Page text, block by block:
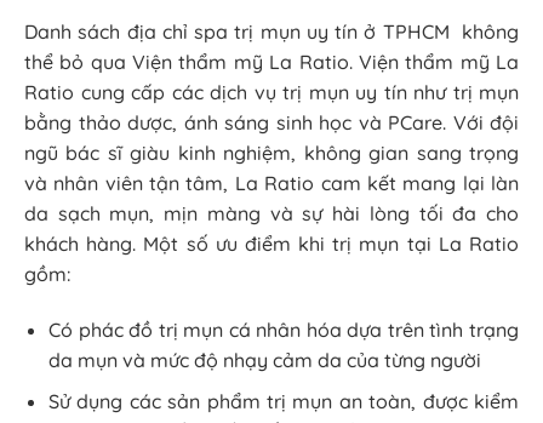
Danh sách địa chỉ spa trị mụn uy tín ở TPHCM không
thể bỏ qua Viện thẩm mỹ La Ratio. Viện thẩm mỹ La
Ratio cung cấp các dịch vụ trị mụn uy tín như trị mụn
bằng thảo dược, ánh sáng sinh học và PCare. Với đội
ngũ bác sĩ giàu kinh nghiệm, không gian sang trọng
và nhân viên tận tâm, La Ratio cam kết mang lại làn
da sạch mụn, mịn màng và sự hài lòng tối đa cho
khách hàng. Một số ưu điểm khi trị mụn tại La Ratio
gồm:
Có phác đồ trị mụn cá nhân hóa dựa trên tình trạng
da mụn và mức độ nhạy cảm da của từng người
Sử dụng các sản phẩm trị mụn an toàn, được kiểm